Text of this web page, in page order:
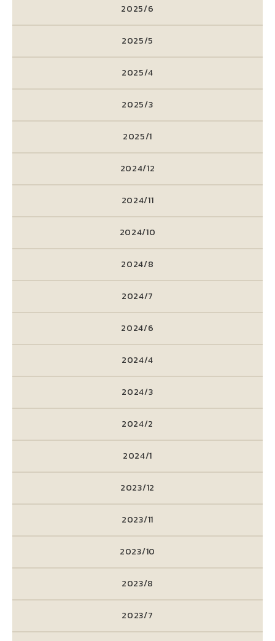
2025/6
2025/5
2025/4
2025/3
2025/1
2024/12
2024/11
2024/10
2024/8
2024/7
2024/6
2024/4
2024/3
2024/2
2024/1
2023/12
2023/11
2023/10
2023/8
2023/7